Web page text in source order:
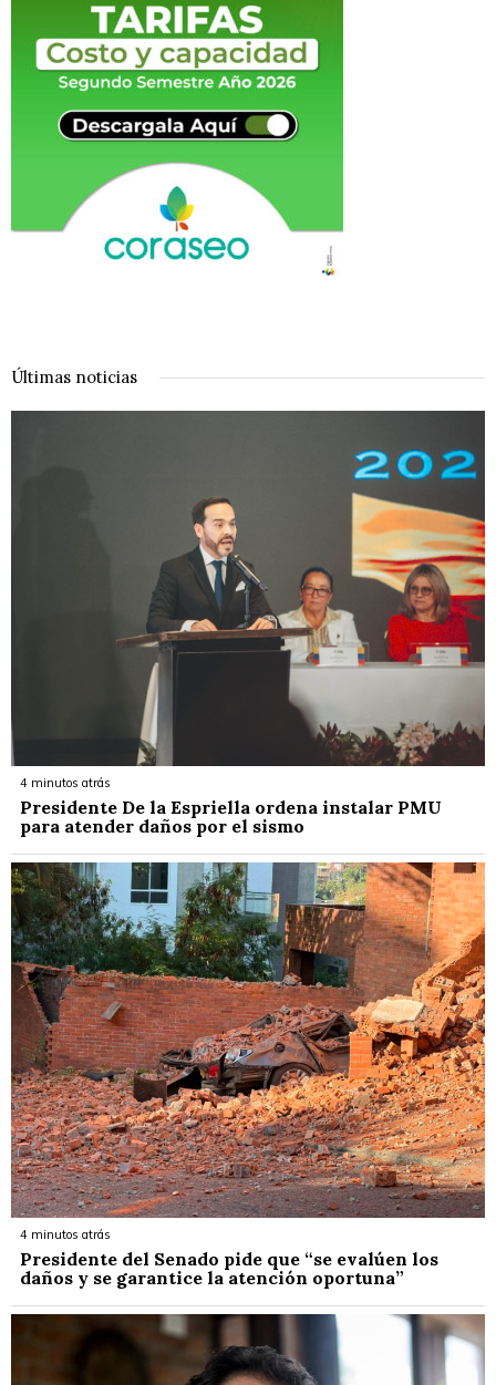
Últimas noticias
4 minutos atrás
Presidente De la Espriella ordena instalar PMU
para atender daños por el sismo
4 minutos atrás
Presidente del Senado pide que “se evalúen los
daños y se garantice la atención oportuna”